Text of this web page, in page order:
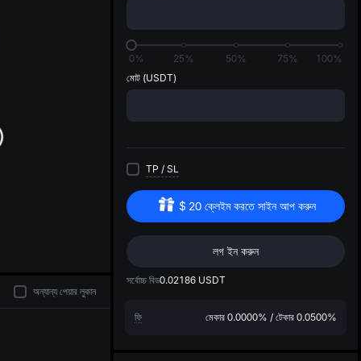
0% 25% 50% 75%
100%
মোট (USDT)
TP / SL
$ 20ক্লেইম করতে সাইন আপ করুন
লগ ইন করুন
সর্বোচ্চ বিড0.02186 USDT
ফি মেকার 0.0000% / টেকার 0.0500%
অন্যান্য পেয়ার লুকান